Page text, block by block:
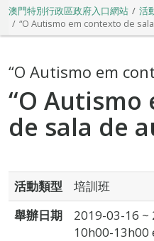
澳門特別行政區政府入口網站
活
“O Autismo em contexto de
“O Autismo em
“O
de sala de
活動類型
培訓班
舉辦日期
2019-03-16 ~
10h00-13h00